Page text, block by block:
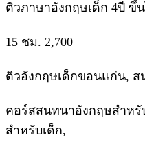
ติวภาษาอังกฤษเด็ก 4ปี ขึ้
15 ชม. 2,700
ติวอังกฤษเด็กขอนแก่น,
คอร์สสนทนาอังกฤษสำห
สำหรับเด็ก,